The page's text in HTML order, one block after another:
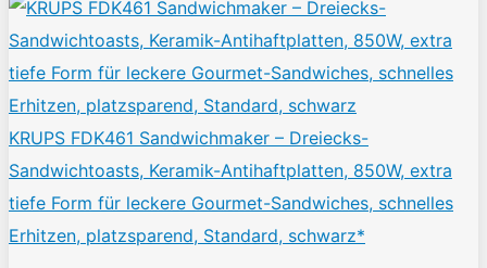
KRUPS FDK461 Sandwichmaker – Dreiecks-
Sandwichtoasts, Keramik-Antihaftplatten, 850W, extra
tiefe Form für leckere Gourmet-Sandwiches, schnelles
Erhitzen, platzsparend, Standard, schwarz*